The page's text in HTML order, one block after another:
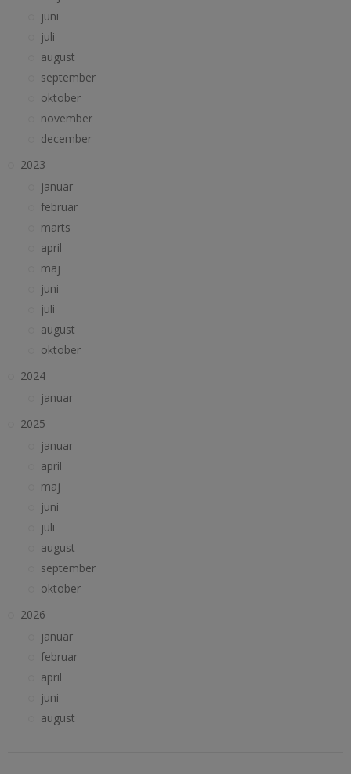
juni
juli
august
september
oktober
november
december
2023
januar
februar
marts
april
maj
juni
juli
august
oktober
2024
januar
2025
januar
april
maj
juni
juli
august
september
oktober
2026
januar
februar
april
juni
august